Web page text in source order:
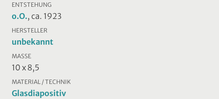
ENTSTEHUNG
o.O., ca. 1923
HERSTELLER
unbekannt
MASSE
10 x 8,5
MATERIAL / TECHNIK
Glasdiapositiv